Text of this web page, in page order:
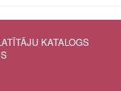
KATALOGS